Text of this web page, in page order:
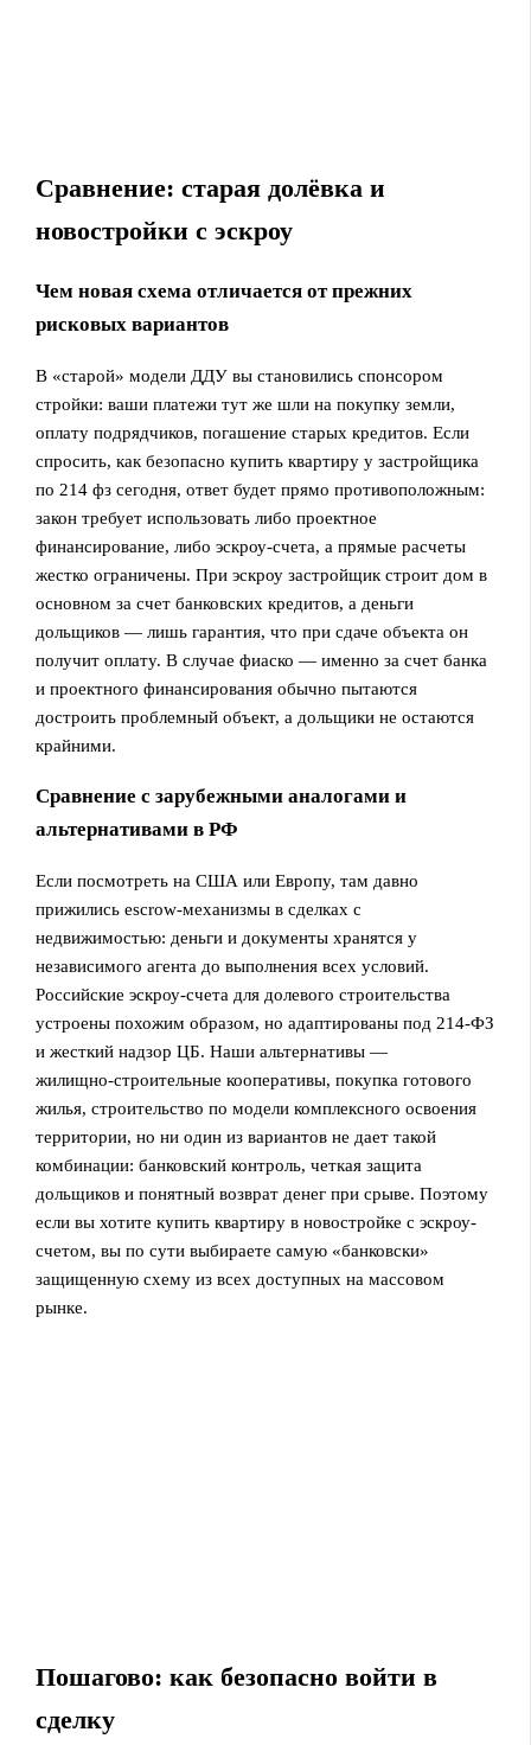
Сравнение: старая долёвка и
новостройки с эскроу
Чем новая схема отличается от прежних
рисковых вариантов
В «старой» модели ДДУ вы становились спонсором
стройки: ваши платежи тут же шли на покупку земли,
оплату подрядчиков, погашение старых кредитов. Если
спросить, как безопасно купить квартиру у застройщика
по 214 фз сегодня, ответ будет прямо противоположным:
закон требует использовать либо проектное
финансирование, либо эскроу‑счета, а прямые расчеты
жестко ограничены. При эскроу застройщик строит дом в
основном за счет банковских кредитов, а деньги
дольщиков — лишь гарантия, что при сдаче объекта он
получит оплату. В случае фиаско — именно за счет банка
и проектного финансирования обычно пытаются
достроить проблемный объект, а дольщики не остаются
крайними.
Сравнение с зарубежными аналогами и
альтернативами в РФ
Если посмотреть на США или Европу, там давно
прижились escrow‑механизмы в сделках с
недвижимостью: деньги и документы хранятся у
независимого агента до выполнения всех условий.
Российские эскроу‑счета для долевого строительства
устроены похожим образом, но адаптированы под 214‑ФЗ
и жесткий надзор ЦБ. Наши альтернативы —
жилищно‑строительные кооперативы, покупка готового
жилья, строительство по модели комплексного освоения
территории, но ни один из вариантов не дает такой
комбинации: банковский контроль, четкая защита
дольщиков и понятный возврат денег при срыве. Поэтому
если вы хотите купить квартиру в новостройке с эскроу-
счетом, вы по сути выбираете самую «банковски»
защищенную схему из всех доступных на массовом
рынке.
Пошагово: как безопасно войти в
сделку